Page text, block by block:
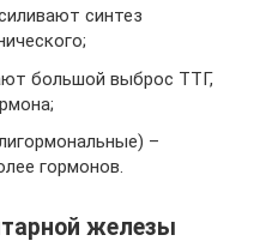
синтез
большой выброс ТТГ,
–
гормонов.
железы